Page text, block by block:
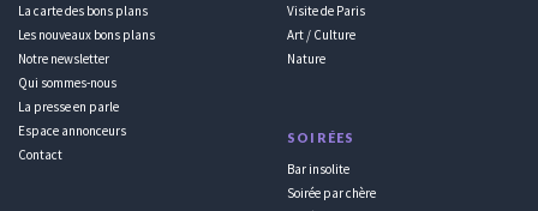
La carte des bons plans
Les nouveaux bons plans
Notre newsletter
Qui sommes-nous
La presse en parle
Espace annonceurs
Contact
Visite de Paris
Art / Culture
Nature
SOIRÉES
Bar insolite
Soirée par chère